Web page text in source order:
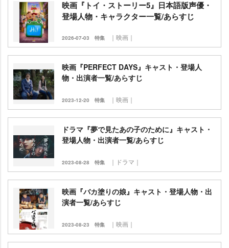
映画『トイ・ストーリー5』日本語版声優・
登場人物・キャラクター一覧/あらすじ
2026-07-03 特集 ｜映画｜
映画『PERFECT DAYS』キャスト・登場人
物・出演者一覧/あらすじ
2023-12-20 特集 ｜映画｜
ドラマ『夢で見たあの子のために』キャスト・
登場人物・出演者一覧/あらすじ
2023-08-28 特集 ｜ドラマ｜
映画『バカ塗りの娘』キャスト・登場人物・出
演者一覧/あらすじ
2023-08-23 特集 ｜映画｜